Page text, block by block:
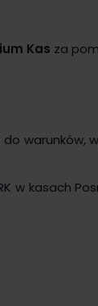
Kas za
warunków,
w kasach